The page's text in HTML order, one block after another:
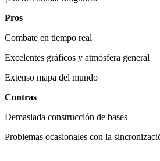
Pros
Combate en tiempo real
Excelentes gráficos y atmósfera general
Extenso mapa del mundo
Contras
Demasiada construcción de bases
Problemas ocasionales con la